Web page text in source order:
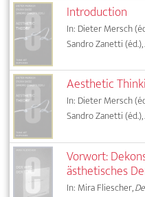
Introduction
In: Dieter Mersch
Sandro Zanetti (éd.),
Aesthetic
In: Dieter Mersch
Sandro Zanetti (éd.),
Vorwort:
ästhetisches
In: Mira Fliescher,